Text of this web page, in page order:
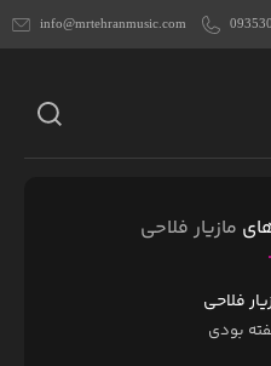
info@mrtehranmusic.com
مازیار فلاحی
فلاحی
بودی